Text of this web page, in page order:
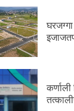
घरजग्गा